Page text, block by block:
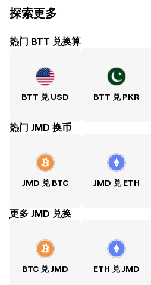
探索更多
热门 BTT 兑换算
BTT 兑 USD BTT 兑 PKR
热门 JMD 换币
JMD 兑 BTC JMD 兑 ETH
ִִִִִִִִִִִִִִִִִִִִִִִִִִִִִִִִִִִִִִִִִִִִִִִִ更多 JMD 兑换
BTC 兑 JMD ETH 兑 JMD